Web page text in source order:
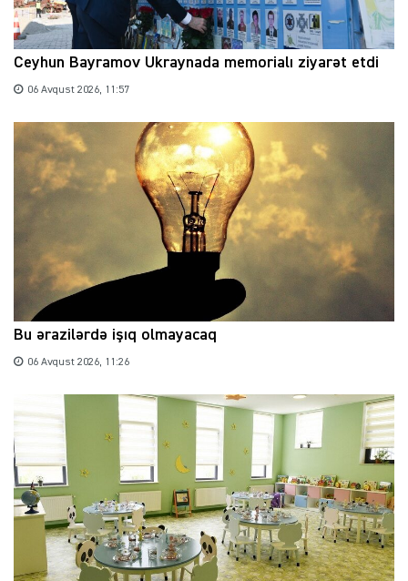
Ceyhun Bayramov Ukraynada memorialı ziyarət etdi
06 Avqust 2026, 11:57
Bu ərazilərdə işıq olmayacaq
06 Avqust 2026, 11:26